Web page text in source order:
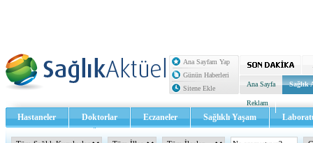
Ana Sayfam Yap
Günün Haberleri
Sitene Ekle
Ana Sayfa Sağlık
Reklam
Hastaneler Doktorlar Eczaneler Sağlıklı Yaşam
Sağlık TV - Video İletişim